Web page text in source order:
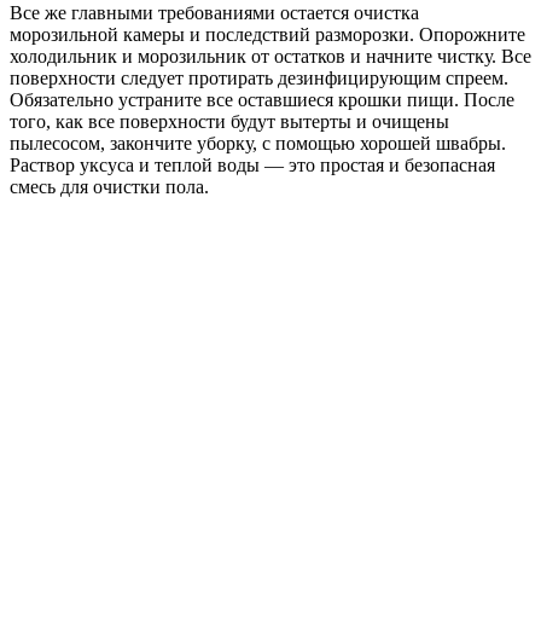
Все же главными требованиями остается очистка
морозильной камеры и последствий разморозки. Опорожните
холодильник и морозильник от остатков и начните чистку. Все
поверхности следует протирать дезинфицирующим спреем.
Обязательно устраните все оставшиеся крошки пищи. После
того, как все поверхности будут вытерты и очищены
пылесосом, закончите уборку, с помощью хорошей швабры.
Раствор уксуса и теплой воды — это простая и безопасная
смесь для очистки пола.